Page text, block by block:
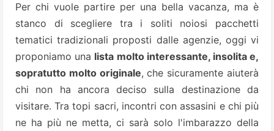
Per chi vuole partire per una bella vacanza, ma è
stanco di scegliere tra i soliti noiosi pacchetti
tematici tradizionali proposti dalle agenzie, oggi vi
proponiamo una lista molto interessante, insolita e,
sopratutto molto originale, che sicuramente aiuterà
chi non ha ancora deciso sulla destinazione da
visitare. Tra topi sacri, incontri con assasini e chi più
ne ha più ne metta, ci sarà solo l'imbarazzo della